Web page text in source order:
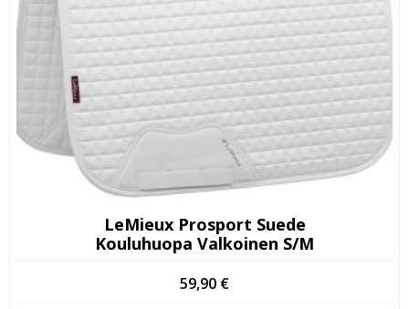
LeMieux Prosport Suede
Kouluhuopa Valkoinen S/M
59,90 €